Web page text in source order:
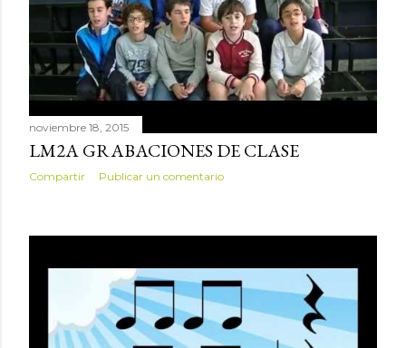
noviembre 18, 2015
LM2A GRABACIONES DE CLASE
Compartir Publicar un comentario